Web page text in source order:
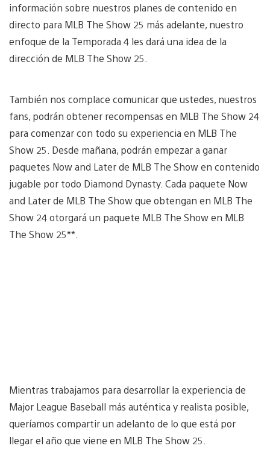
información sobre nuestros planes de contenido en
directo para MLB The Show 25 más adelante, nuestro
enfoque de la Temporada 4 les dará una idea de la
dirección de MLB The Show 25.
También nos complace comunicar que ustedes, nuestros
fans, podrán obtener recompensas en MLB The Show 24
para comenzar con todo su experiencia en MLB The
Show 25. Desde mañana, podrán empezar a ganar
paquetes Now and Later de MLB The Show en contenido
jugable por todo Diamond Dynasty. Cada paquete Now
and Later de MLB The Show que obtengan en MLB The
Show 24 otorgará un paquete MLB The Show en MLB
The Show 25**.
Mientras trabajamos para desarrollar la experiencia de
Major League Baseball más auténtica y realista posible,
queríamos compartir un adelanto de lo que está por
llegar el año que viene en MLB The Show 25.